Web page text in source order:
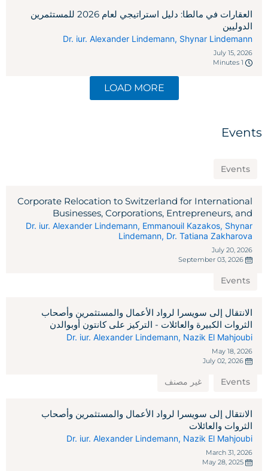
العقارات في مالطا: دليل استراتيجي لعام 2026 للمستثمرين
الدوليين
Dr. iur. Alexander Lindemann ,Shynar Lindemann
July 15, 2026
1 Minutes
LOAD MORE
Events
Events
Corporate Relocation to Switzerland for International
Businesses, Corporations, Entrepreneurs, and
Investors
Dr. iur. Alexander Lindemann ,Emmanouil Kazakos ,Shynar
Lindemann ,Dr. Tatiana Zakharova
July 20, 2026
September 03, 2026
Events
الانتقال إلى سويسرا لرواد الأعمال والمستثمرين وأصحاب
الثروات الكبيرة والعائلات - التركيز على كانتون أوبوالدن
Dr. iur. Alexander Lindemann ,Nazik El Mahjoubi
May 18, 2026
July 02, 2026
Events غير مصنف
الانتقال إلى سويسرا لرواد الأعمال والمستثمرين وأصحاب
الثروات والعائلات
Dr. iur. Alexander Lindemann ,Nazik El Mahjoubi
March 31, 2026
May 28, 2025